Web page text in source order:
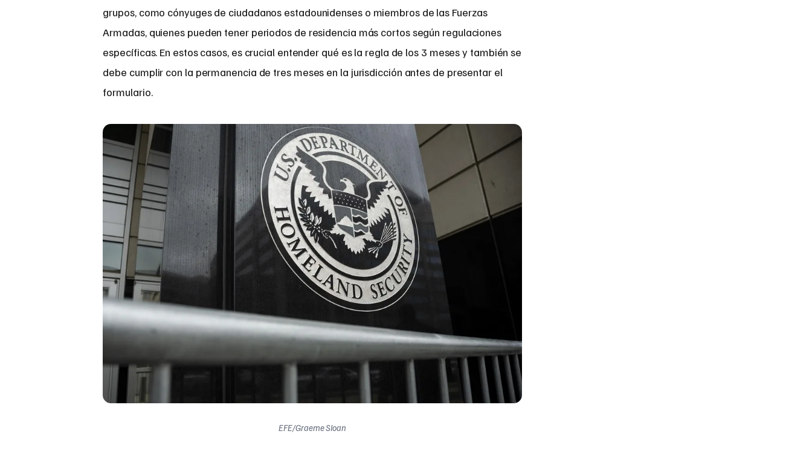
grupos, como cónyuges de ciudadanos estadounidenses o miembros de las Fuerzas
Armadas, quienes pueden tener periodos de residencia más cortos según regulaciones
específicas. En estos casos, es crucial entender qué es la regla de los 3 meses y también se
debe cumplir con la permanencia de tres meses en la jurisdicción antes de presentar el
formulario.
EFE/Graeme Sloan